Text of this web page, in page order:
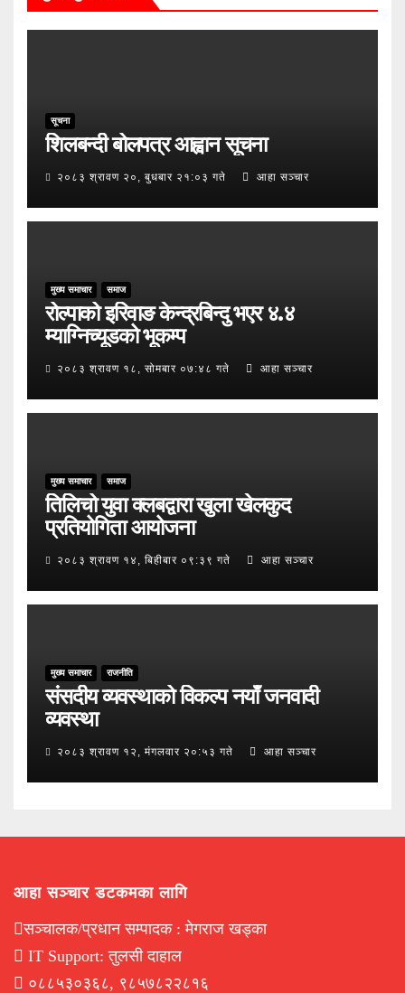
सूचना
शिलबन्दी बोलपत्र आह्वान सूचना
२०८३ श्रावण २०, बुधबार २१:०३ गते आहा सञ्चार
मुख्य समाचार समाज
रोल्पाको इरिवाङ केन्द्रबिन्दु भएर ४.४
म्याग्निच्यूडको भूकम्प
२०८३ श्रावण १८, सोमबार ०७:४८ गते आहा सञ्चार
मुख्य समाचार समाज
तिलिचो युवा क्लबद्वारा खुला खेलकुद
प्रतियोगिता आयोजना
२०८३ श्रावण १४, बिहीबार ०९:३९ गते आहा सञ्चार
मुख्य समाचार राजनीति
संसदीय व्यवस्थाको विकल्प नयाँ जनवादी
व्यवस्था
२०८३ श्रावण १२, मंगलवार २०:५३ गते आहा सञ्चार
आहा सञ्चार डटकमका लागि
सञ्चालक/प्रधान सम्पादक : मेगराज खड्का
IT Support: तुलसी दाहाल
०८८५३०३६८, ९८५७८२२८१६